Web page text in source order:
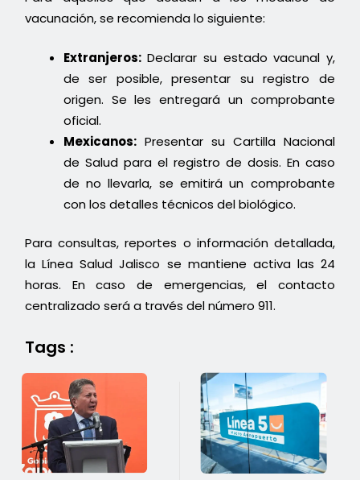
vacunación, se recomienda lo siguiente:
Extranjeros:Declarar su estado vacunal y,
de ser posible, presentar su registro de
origen. Se les entregará un comprobante
oficial.
Mexicanos:Presentar su Cartilla Nacional
de Salud para el registro de dosis. En caso
de no llevarla, se emitirá un comprobante
con los detalles técnicos del biológico.
Para consultas, reportes o información detallada,
la Línea Salud Jalisco se mantiene activa las 24
horas. En caso de emergencias, el contacto
centralizado será a través del número 911.
Tags :